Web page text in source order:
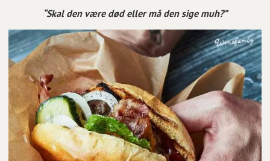
“Skal den være død eller må den sige muh?”